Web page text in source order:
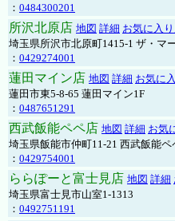
： 0484300201
所沢北原店 地図 詳細 お気に入
埼玉県所沢市北原町1415-1 ザ・マ
： 0429274001
蓮田マイン店 地図 詳細 お気に
蓮田市東5-8-65 蓮田マイン1F
： 0487651291
西武飯能ペペ店 地図 詳細 お気
埼玉県飯能市仲町11-21 西武飯能ペ
： 0429754001
ららぽーと富士見店 地図 詳細
埼玉県富士見市山室1-1313
： 0492751191